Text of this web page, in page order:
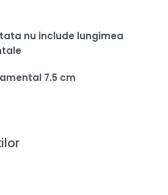
nu include lungimea
7.5 cm